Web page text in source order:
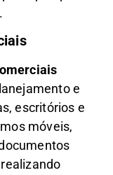
e
escritórios e
móveis,